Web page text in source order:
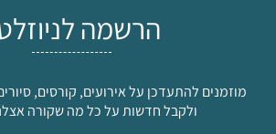
הרשמה
מוזמנים להתעדכן על אירועים, קורסים,
ולקבל חדשות על כל מה שקורה